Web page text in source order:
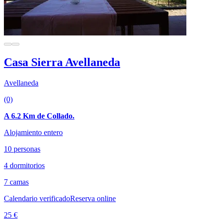
Casa Sierra Avellaneda
Avellaneda
(0)
A 6.2 Km de Collado.
Alojamiento entero
10 personas
4 dormitorios
7 camas
Calendario verificadoReserva online
25 €